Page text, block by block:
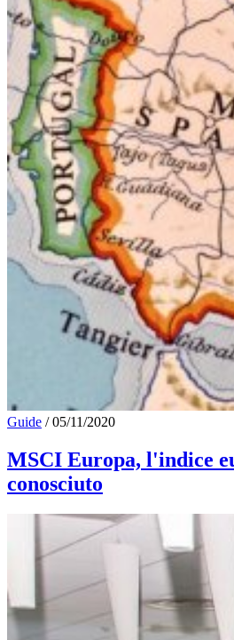
Guide / 05/11/2020
MSCI Europa, l'indice
conosciuto